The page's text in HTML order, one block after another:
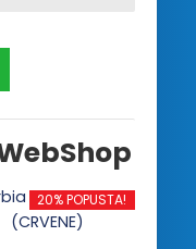
20% POPUSTA!